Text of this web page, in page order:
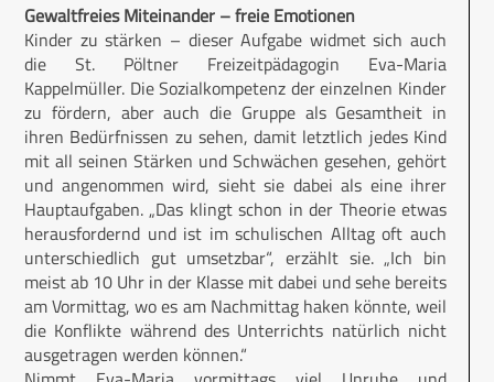
Gewaltfreies Miteinander – freie Emotionen
Kinder zu stärken – dieser Aufgabe widmet sich auch
die St. Pöltner Freizeitpädagogin Eva-Maria
Kappelmüller. Die Sozialkompetenz der einzelnen Kinder
zu fördern, aber auch die Gruppe als Gesamtheit in
ihren Bedürfnissen zu sehen, damit letztlich jedes Kind
mit all seinen Stärken und Schwächen gesehen, gehört
und angenommen wird, sieht sie dabei als eine ihrer
Hauptaufgaben. „Das klingt schon in der Theorie etwas
herausfordernd und ist im schulischen Alltag oft auch
unterschiedlich gut umsetzbar“, erzählt sie. „Ich bin
meist ab 10 Uhr in der Klasse mit dabei und sehe bereits
am Vormittag, wo es am Nachmittag haken könnte, weil
die Konflikte während des Unterrichts natürlich nicht
ausgetragen werden können.“